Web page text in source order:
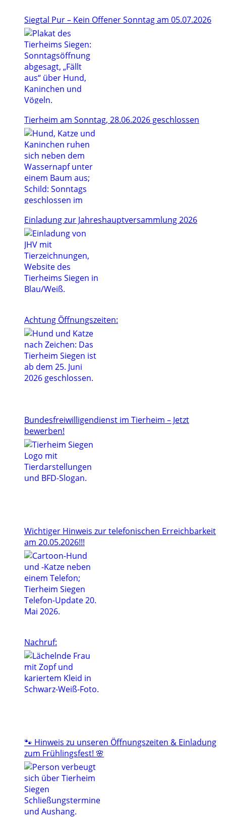
Siegtal Pur – Kein Offener Sonntag am 05.07.2026
Tierheim am Sonntag, 28.06.2026 geschlossen
Einladung zur Jahreshauptversammlung 2026
Achtung Öffnungszeiten:
Bundesfreiwilligendienst im Tierheim – Jetzt
bewerben!
Wichtiger Hinweis zur telefonischen Erreichbarkeit
am 20.05.2026!!!
Nachruf:
🐾 Hinweis zu unseren Öffnungszeiten & Einladung
zum Frühlingsfest! 🌸